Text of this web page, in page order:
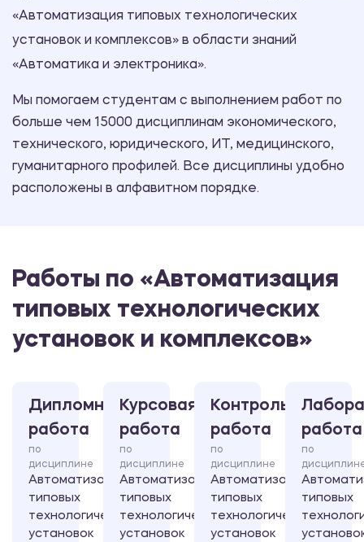
«Автоматизация типовых технологических
установок и комплексов» в области знаний
«Автоматика и электроника».
Мы помогаем студентам с выполнением работ по
больше чем 15000 дисциплинам экономического,
технического, юридического, ИТ, медицинского,
гуманитарного профилей. Все дисциплины удобно
расположены в алфавитном порядке.
Работы по «Автоматизация
типовых технологических
установок и комплексов»
Дипломная
работа
по
дисциплине
Автоматизация
типовых
технологических
установок
Курсовая
работа
по
дисциплине
Автоматизация
типовых
технологических
установок
Контрольная
работа
по
дисциплине
Автоматизация
типовых
технологических
установок
работа
по
типовых